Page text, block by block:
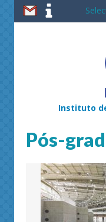
Instituto
Pós-